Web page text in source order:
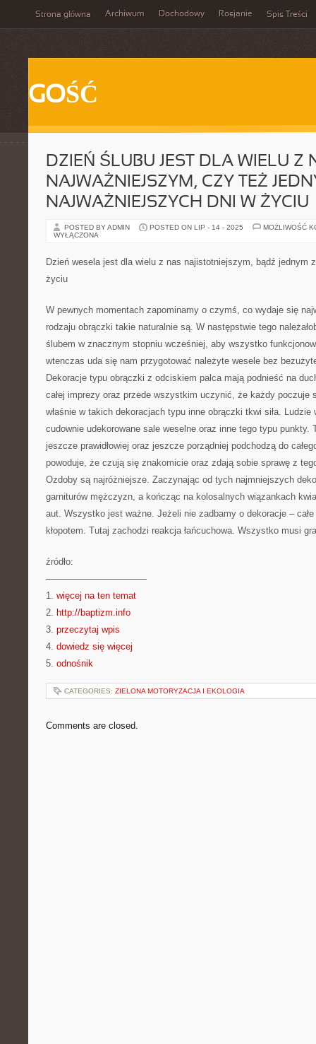
Strona główna Archiwum Dochodowy Rosjanie Spis Treści
GOŚĆ
DZIEŃ ŚLUBU JEST DLA WIELU Z
NAJWAŻNIEJSZYM, CZY TEŻ
NAJWAŻNIEJSZYCH DNI W ŻYCIU
POSTED BY ADMIN POSTED ON LIP - 14 - 2025
MOŻLIWOŚĆ
WYŁĄCZONA
Dzień wesela jest dla wielu z nas najistotniejszym, bądź jednym
życiu
W pewnych momentach zapominamy o czymś, co wydaje się
rodzaju obrączki takie naturalnie są. W następstwie tego
ślubem w znacznym stopniu wcześniej, aby wszystko
wtenczas uda się nam przygotować należyte wesele bez
Dekoracje typu obrączki z odciskiem palca mają podnieść na
całej imprezy oraz przede wszystkim uczynić, że każdy poczuje
właśnie w takich dekoracjach typu inne obrączki tkwi siła. Ludzie
cudownie udekorowane sale weselne oraz inne tego typu punkty.
jeszcze prawidłowiej oraz jeszcze porządniej podchodzą do
powoduje, że czują się znakomicie oraz zdają sobie sprawę z
Ozdoby są najróżniejsze. Zaczynając od tych najmniejszych
garniturów mężczyzn, a kończąc na kolosalnych wiązankach
aut. Wszystko jest ważne. Jeżeli nie zadbamy o dekoracje –
kłopotem. Tutaj zachodzi reakcja łańcuchowa. Wszystko musi
źródło:
———————————
1. więcej na ten temat
2. http://baptizm.info
3. przeczytaj wpis
4. dowiedz się więcej
5. odnośnik
CATEGORIES: ZIELONA MOTORYZACJA I EKOLOGIA
Comments are closed.